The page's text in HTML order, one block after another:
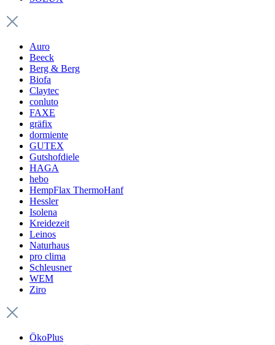
Auro
Beeck
Berg & Berg
Biofa
Claytec
conluto
FAXE
gräfix
dormiente
GUTEX
Gutshofdiele
HAGA
hebo
HempFlax ThermoHanf
Hessler
Isolena
Kreidezeit
Leinos
Naturhaus
pro clima
Schleusner
WEM
Ziro
ÖkoPlus